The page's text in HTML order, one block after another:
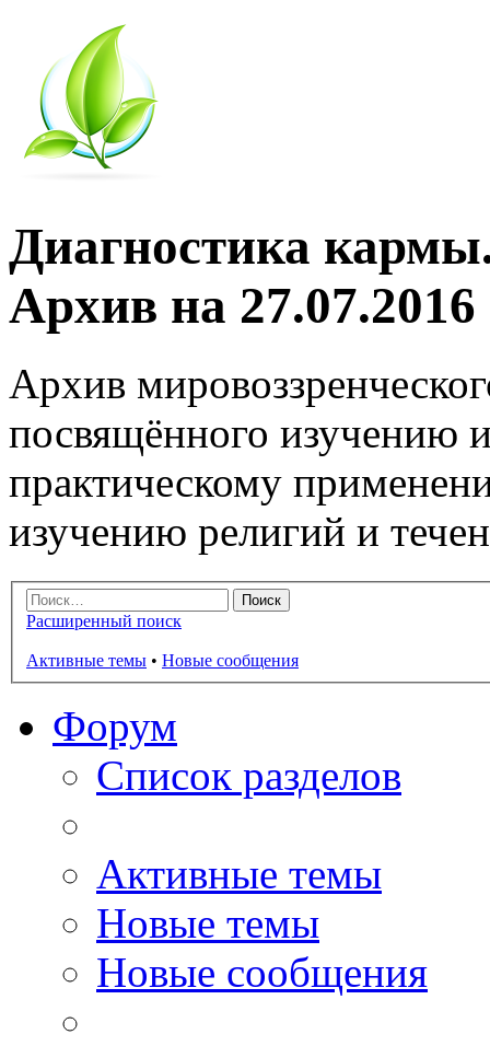
Диагностика
Архив на 27.07.2016
Архив
посвящённого изучению
практическому
изучению религий и
Расширенный поиск
Активные темы • Новые сообщения
Форум
Список разделов
Активные темы
Новые темы
Новые сообщения